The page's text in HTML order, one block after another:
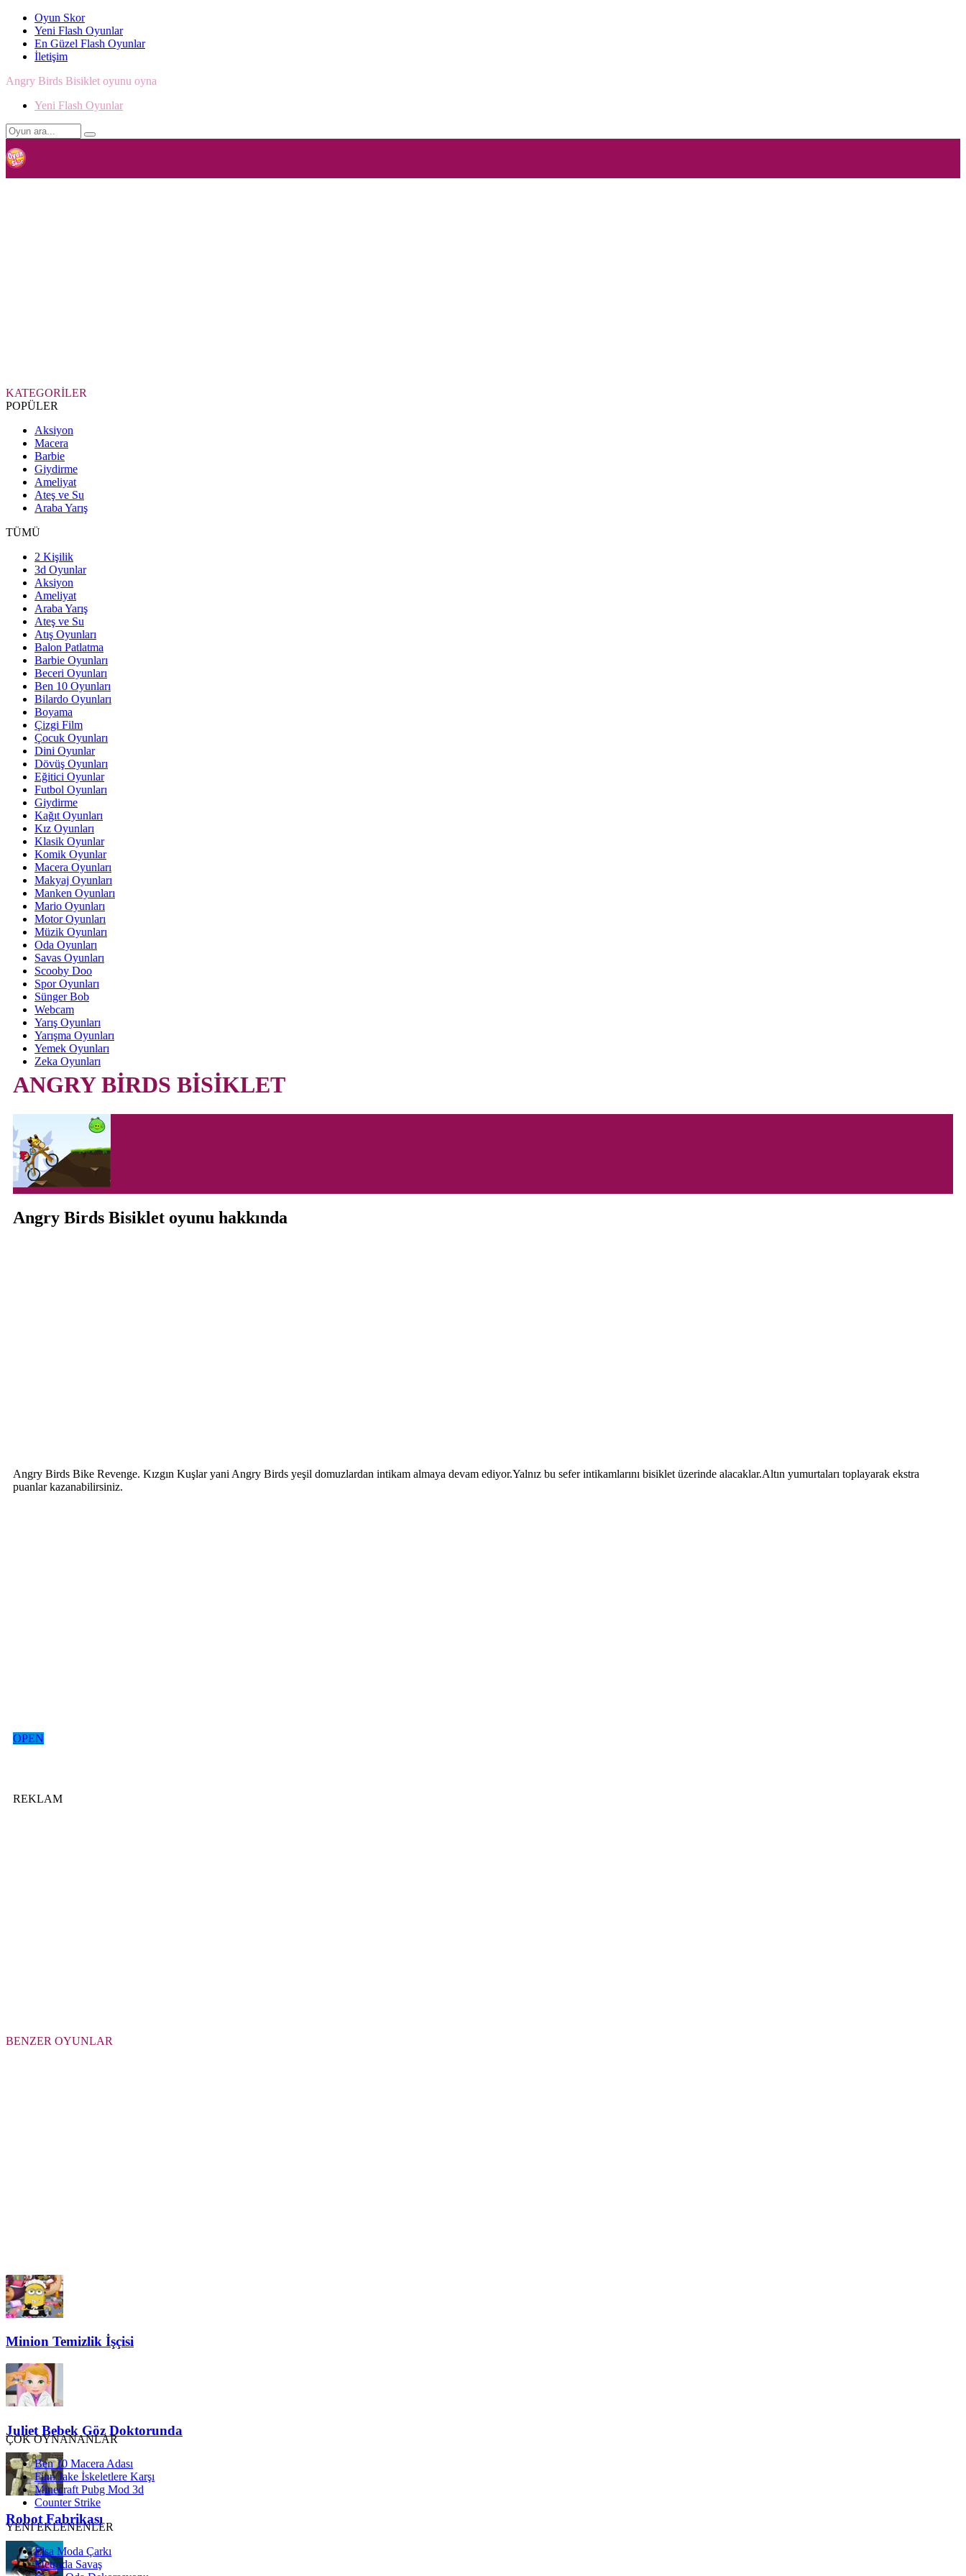
Oyun Skor
Yeni Flash Oyunlar
En Güzel Flash Oyunlar
İletişim
Angry Birds Bisiklet oyunu oyna
Yeni Flash Oyunlar
KATEGORİLER
POPÜLER
Aksiyon
Macera
Barbie
Giydirme
Ameliyat
Ateş ve Su
Araba Yarış
TÜMÜ
2 Kişilik
3d Oyunlar
Aksiyon
Ameliyat
Araba Yarış
Ateş ve Su
Atış Oyunları
Balon Patlatma
Barbie Oyunları
Beceri Oyunları
Ben 10 Oyunları
Bilardo Oyunları
Boyama
Çizgi Film
Çocuk Oyunları
Dini Oyunlar
Dövüş Oyunları
Eğitici Oyunlar
Futbol Oyunları
Giydirme
Kağıt Oyunları
Kız Oyunları
Klasik Oyunlar
Komik Oyunlar
Macera Oyunları
Makyaj Oyunları
Manken Oyunları
Mario Oyunları
Motor Oyunları
Müzik Oyunları
Oda Oyunları
Savas Oyunları
Scooby Doo
Spor Oyunları
Sünger Bob
Webcam
Yarış Oyunları
Yarışma Oyunları
Yemek Oyunları
Zeka Oyunları
ANGRY BİRDS BİSİKLET
Angry Birds Bisiklet oyunu hakkında
Angry Birds Bike Revenge. Kızgın Kuşlar yani Angry Birds yeşil domuzlardan intikam almaya devam ediyor.Yalnız bu sefer intikamlarını bisiklet üzerinde alacaklar.Altın yumurtaları toplayarak ekstra
puanlar kazanabilirsiniz.
OPEN
REKLAM
BENZER OYUNLAR
Minion Temizlik İşçisi
Juliet Bebek Göz Doktorunda
Robot Fabrikası
ÇOK OYNANANLAR
Ben 10 Macera Adası
Finn Jake İskeletlere Karşı
Minecraft Pubg Mod 3d
Counter Strike
YENİ EKLENENLER
Elsa Moda Çarkı
Metroda Savaş